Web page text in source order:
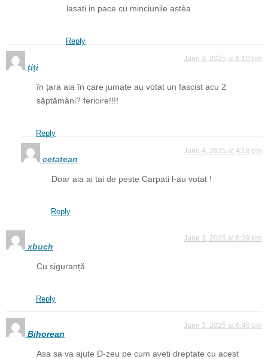
lasati in pace cu minciunile astèa
Reply
țiți
June 3, 2025 at 6:10 pm
în țara aia în care jumate au votat un fascist acu 2
săptămâni? fericire!!!!
Reply
cetatean
June 4, 2025 at 4:18 pm
Doar aia ai tai de peste Carpati l-au votat !
Reply
xbuch
June 3, 2025 at 6:39 pm
Cu siguranță.
Reply
Bihorean
June 3, 2025 at 6:49 pm
Asa sa va ajute D-zeu pe cum aveti dreptate cu acest